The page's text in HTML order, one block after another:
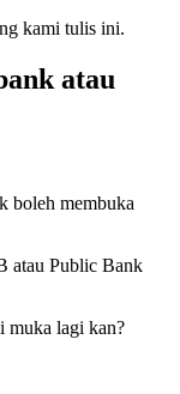
kami tulis ini.
atau
boleh membuka
atau Public Bank
muka lagi kan?